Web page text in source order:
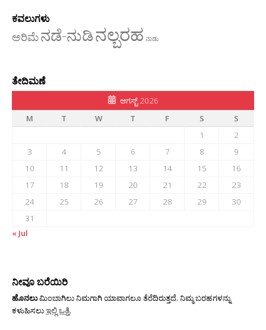
ಕವಲುಗಳು
ಅರಿಮೆನಡೆ-ನುಡಿನಲ್ಬರಹ ನಾಡು
ತೇದಿಮಣೆ
ಆಗಸ್ಟ್ 2026
M
T W T F S
S
1
2
3
4 5 6 7 8
9
10
11 12 13 14 15
16
17
18 19 20 21 22
23
24
25 26 27 28 29
30
31
« Jul
ನೀವೂ ಬರೆಯಿರಿ
ಹೊನಲುಮಿಂಬಾಗಿಲು ನಿಮಗಾಗಿ ಯಾವಾಗಲೂ ತೆರೆದಿರುತ್ತದೆ. ನಿಮ್ಮ ಬರಹಗಳನ್ನು
ಕಳುಹಿಸಲುಇಲ್ಲಿ ಒತ್ತಿ.